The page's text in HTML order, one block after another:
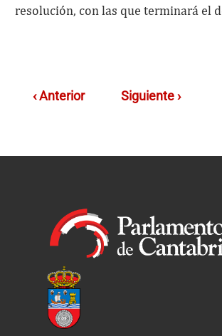
resolución, con las que terminará el
‹ Anterior Siguiente ›